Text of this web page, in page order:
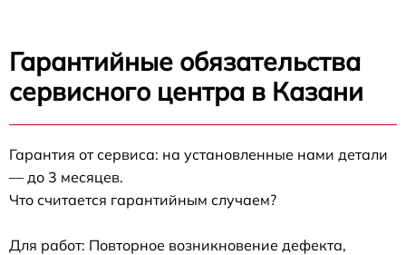
Гарантийные обязательства
сервисного центра в Казани
Гарантия от сервиса: на установленные нами детали
— до 3 месяцев.
Что считается гарантийным случаем?
Для работ: Повторное возникновение дефекта,